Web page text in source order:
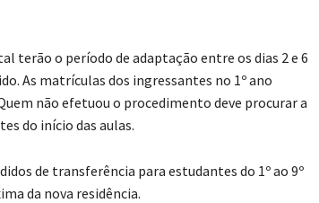
terão o período de adaptação entre os dias 2 e 6
As matrículas dos ingressantes no 1º ano
não efetuou o procedimento deve procurar a
do início das aulas.
de transferência para estudantes do 1º ao 9º
da nova residência.